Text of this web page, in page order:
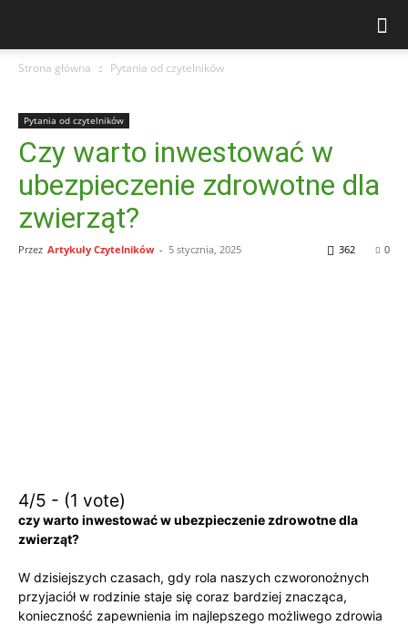
Strona główna Pytania od czytelników
Pytania od czytelników
Czy warto inwestować w
ubezpieczenie zdrowotne dla
zwierząt?
Przez Artykuły Czytelników - 5 stycznia, 2025 0
362
4/5 - (1 vote)
czy warto inwestować‌ w ubezpieczenie zdrowotne dla
zwierząt?
W dzisiejszych czasach, gdy rola naszych czworonożnych
przyjaciół w rodzinie staje się ‍coraz ‍bardziej znacząca,
konieczność zapewnienia im najlepszego możliwego zdrowia‍